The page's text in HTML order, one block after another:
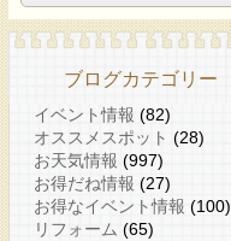
ブログカテゴリー
イベント情報 (82)
オススメスポット (28)
お天気情報 (997)
お得だね情報 (27)
お得なイベント情報 (100)
リフォーム (65)